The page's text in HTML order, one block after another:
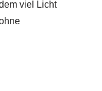
viel Licht